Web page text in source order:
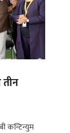
तीन
कन्टिन्युम